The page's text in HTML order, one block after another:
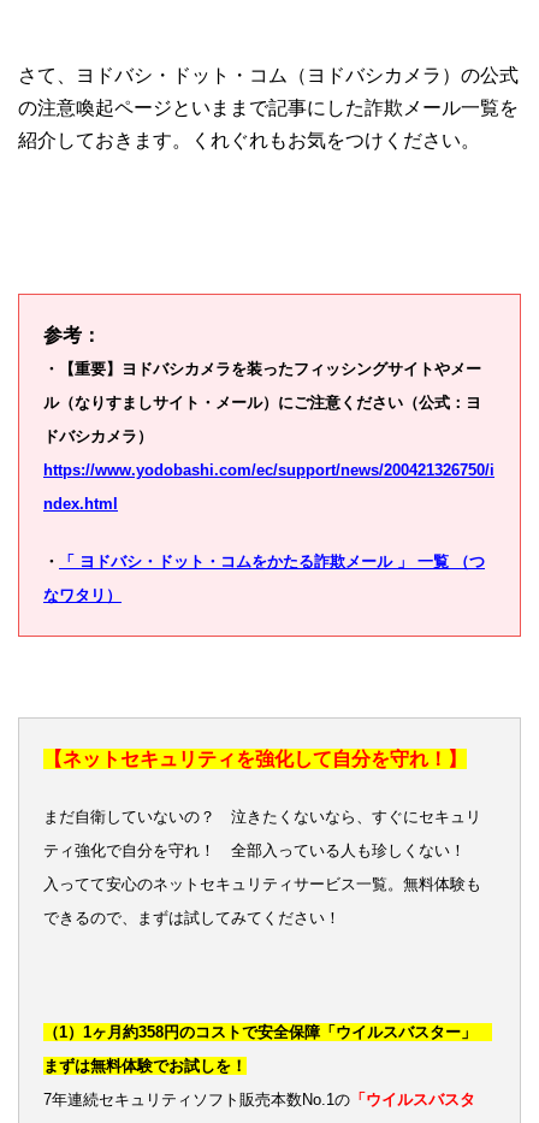
さて、ヨドバシ・ドット・コム（ヨドバシカメラ）の公式
の注意喚起ページといままで記事にした詐欺メール一覧を
紹介しておきます。くれぐれもお気をつけください。
参考：
・【重要】ヨドバシカメラを装ったフィッシングサイトやメー
ル（なりすましサイト・メール）にご注意ください（公式：ヨ
ドバシカメラ）
https://www.yodobashi.com/ec/support/news/200421326750/i
ndex.html
・
「 ヨドバシ・ドット・コムをかたる詐欺メール 」 一覧 （つ
なワタリ）
【ネットセキュリティを強化して自分を守れ！】
まだ自衛していないの？ 泣きたくないなら、すぐにセキュリ
ティ強化で自分を守れ！ 全部入っている人も珍しくない！
入ってて安心のネットセキュリティサービス一覧。無料体験も
できるので、まずは試してみてください！
（1）1ヶ月約358円のコストで安全保障「ウイルスバスター」
まずは無料体験でお試しを！
7年連続セキュリティソフト販売本数No.1の 「ウイルスバスタ